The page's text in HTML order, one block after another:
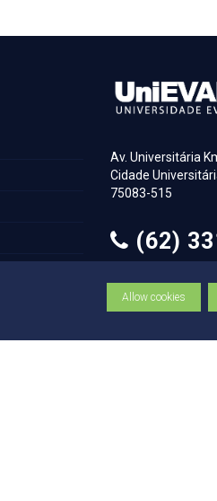
Allow cookies
Av. Universitária
Cidade
75083-515
(62)
(62)